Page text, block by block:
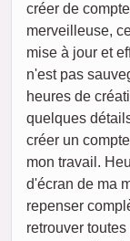
créer de
merveilleuse,
mise à jour et
n'est pas
heures de
quelques
créer un
mon travail.
d'écran de ma
repenser
retrouver